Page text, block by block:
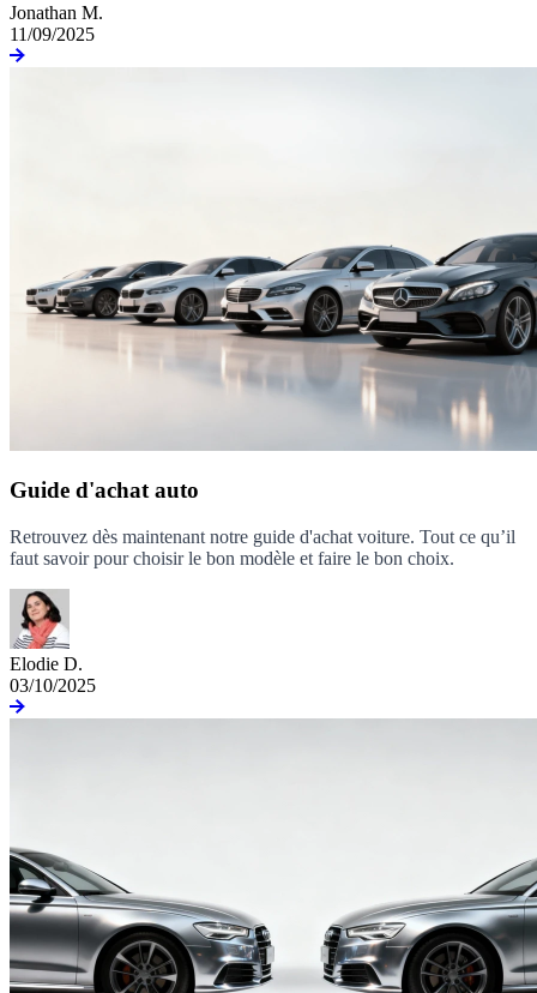
Jonathan M.
11/09/2025
Guide d'achat auto
Retrouvez dès maintenant notre guide d'achat voiture. Tout ce qu’il
faut savoir pour choisir le bon modèle et faire le bon choix.
Elodie D.
03/10/2025